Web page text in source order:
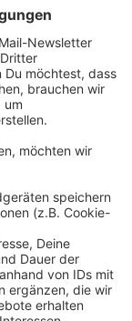
es nach
darum geht,
des